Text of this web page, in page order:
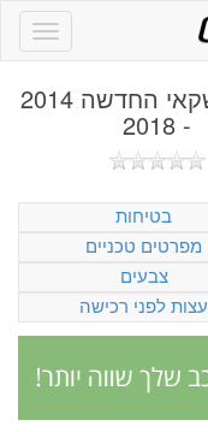
ניסאן קשקאי החדשה 2014
- 2018
בטיחות
מפרטים טכניים
צבעים
עצות לפני רכישה